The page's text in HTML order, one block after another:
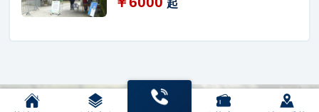
起